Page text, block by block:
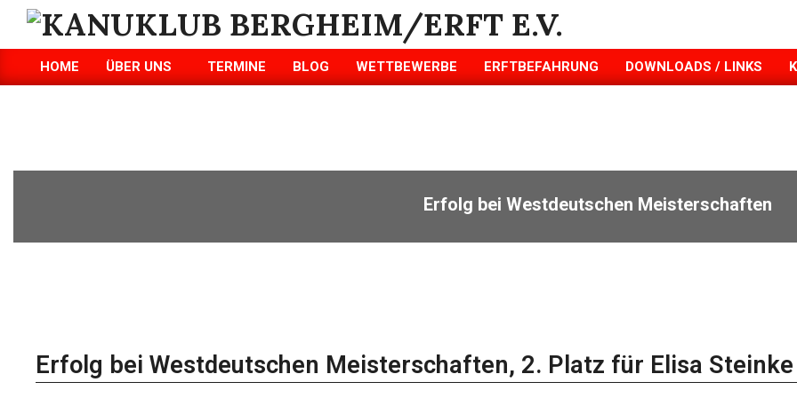
KANUKLUB
BERGHEIM/ERFT
HOME ÜBER UNS TERMINE BLOG WETTBEWERBE ERFTBEFAHRUNG DOWNLOADS / LINKS
Erfolg bei Westdeutschen Meisterschaften
Erfolg bei Westdeutschen Meisterschaften, 2. Platz für Elisa Steinke